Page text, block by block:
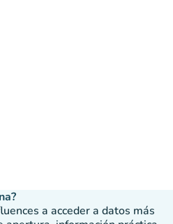
a acceder a datos más